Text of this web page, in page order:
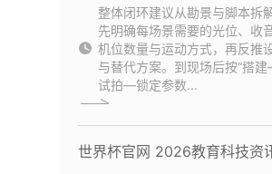
整体闭环建议从勘景与脚本拆
先明确每场景需要的光位、收
机位数量与运动方式，再反推
与替代方案。到现场后按“搭
试拍—锁定参数...
世界杯官网 2026教育科技资